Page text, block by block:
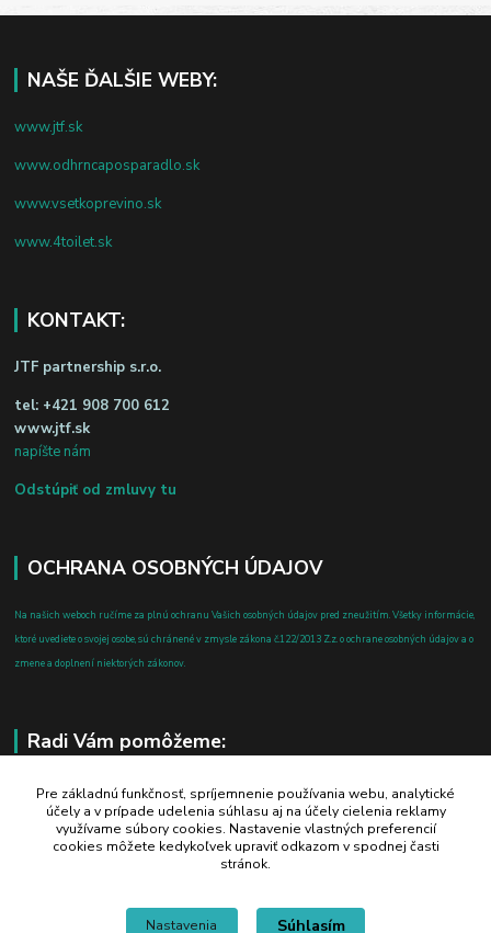
NAŠE ĎALŠIE WEBY:
www.jtf.sk
www.odhrncaposparadlo.sk
www.vsetkoprevino.sk
www.4toilet.sk
KONTAKT:
JTF partnership s.r.o.
tel: +421 908 700 612
www.jtf.sk
napíšte nám
Odstúpiť od zmluvy tu
OCHRANA OSOBNÝCH ÚDAJOV
Na našich weboch ručíme za plnú ochranu Vašich osobných údajov pred zneužitím. Všetky informácie,
ktoré uvediete o svojej osobe, sú chránené v zmysle zákona č.122/2013 Z.z. o ochrane osobných údajov a o
zmene a doplnení niektorých zákonov.
Radi Vám pomôžeme:
+421 908 700 612
po-pia: 8.00 - 16.00
business@jtf.sk
Pre základnú funkčnosť, spríjemnenie používania webu, analytické
účely a v prípade udelenia súhlasu aj na účely cielenia reklamy
využívame súbory cookies. Nastavenie vlastných preferencií
cookies môžete kedykoľvek upraviť odkazom v spodnej časti
stránok.
Nastavenia Súhlasím